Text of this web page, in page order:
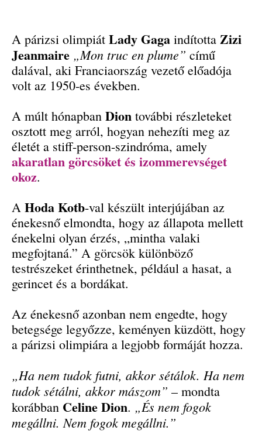
A párizsi olimpiát Lady Gaga indította Zizi
Jeanmaire „Mon truc en plume” című
dalával, aki Franciaország vezető előadója
volt az 1950-es években.
A múlt hónapban Dion további részleteket
osztott meg arról, hogyan nehezíti meg az
életét a stiff-person-szindróma, amely
akaratlan görcsöket és izommerevséget
okoz.
A Hoda Kotb-val készült interjújában az
énekesnő elmondta, hogy az állapota mellett
énekelni olyan érzés, „mintha valaki
megfojtaná.” A görcsök különböző
testrészeket érinthetnek, például a hasat, a
gerincet és a bordákat.
Az énekesnő azonban nem engedte, hogy
betegsége legyőzze, keményen küzdött, hogy
a párizsi olimpiára a legjobb formáját hozza.
„Ha nem tudok futni, akkor sétálok. Ha nem
tudok sétálni, akkor mászom” – mondta
korábban Celine Dion. „És nem fogok
megállni. Nem fogok megállni.”